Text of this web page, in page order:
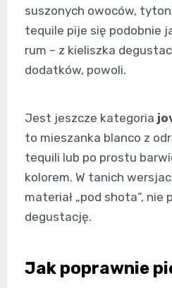
suszonych owoców,
tequile pije się podobnie
rum – z kieliszka
dodatków, powoli.
Jest jeszcze kategoria
to mieszanka blanco z
tequili lub po prostu
kolorem. W tanich
materiał „pod shota”, nie
degustację.
Jak poprawnie